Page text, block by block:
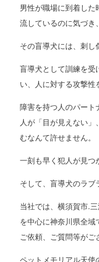
男性が職場に到着し
流しているのに気づき
その盲導犬には、刺し
盲導犬として訓練を受
い、人に対する攻撃性
障害を持つ人のパート
人が「目が見えない
むなんて許せません。
一刻も早く犯人が見つ
そして、盲導犬のラ
当社では、横須賀市.
を中心に神奈川県全域
ご依頼、ご質問等がご
ペットメモリアル天使